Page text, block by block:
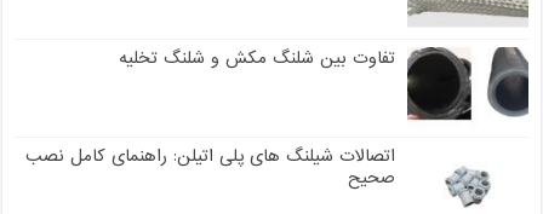
تفاوت بین شلنگ مکش و شلنگ تخلیه
اتصالات شیلنگ های پلی اتیلن: راهنمای کامل نصب
صحیح